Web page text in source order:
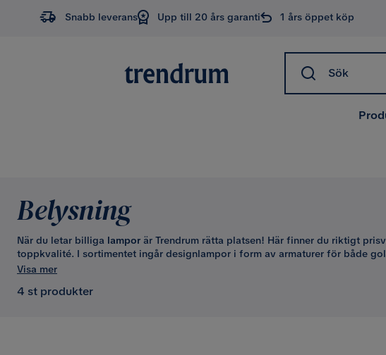
Snabb leverans Upp till 20 års garanti 1 års öppet köp
Sök
Belysning
När du letar billiga lampor är Trendrum rätta platsen! Här finner du riktigt
toppkvalité. I sortimentet ingår designlampor i form av armaturer för både
För taket bland annat plafonder, kristallkronor och kökslampor. För väggen
övertygade om att du kan hitta en lampa online i precis din stil till just ditt
Visa mer
4 st produkter